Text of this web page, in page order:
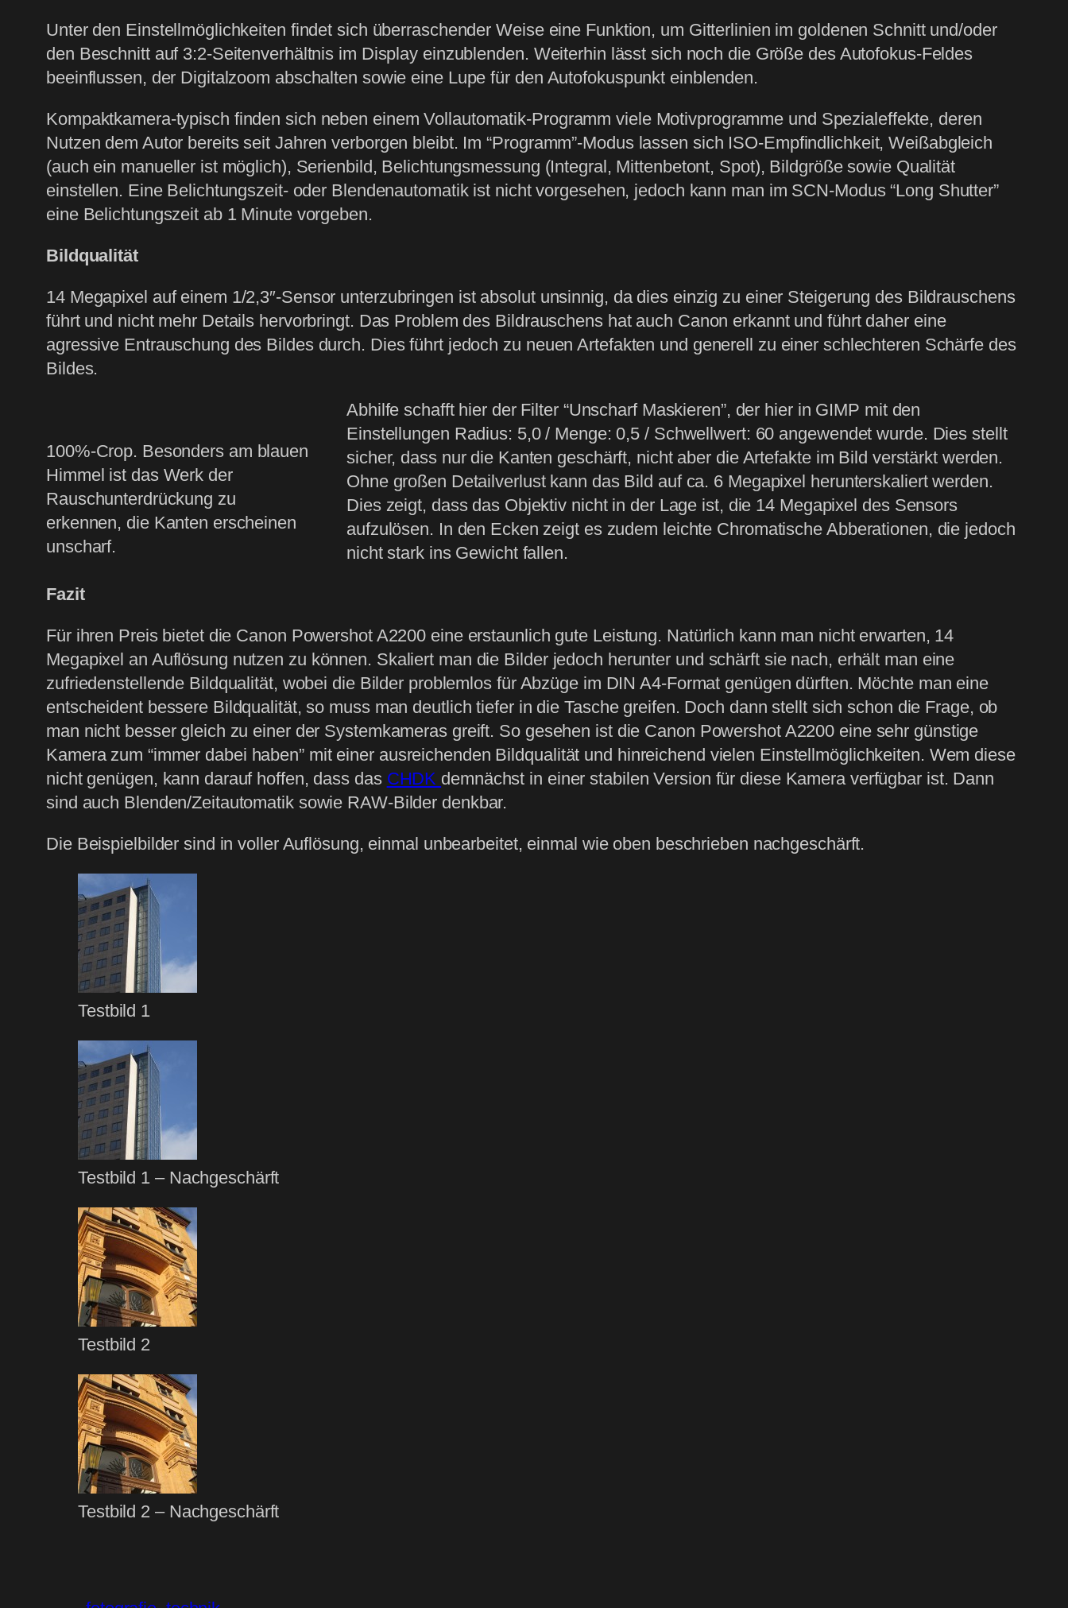
Unter den Einstellmöglichkeiten findet sich überraschender Weise eine Funktion, um Gitterlinien im goldenen Schnitt und/oder
den Beschnitt auf 3:2-Seitenverhältnis im Display einzublenden. Weiterhin lässt sich noch die Größe des Autofokus-Feldes
beeinflussen, der Digitalzoom abschalten sowie eine Lupe für den Autofokuspunkt einblenden.
Kompaktkamera-typisch finden sich neben einem Vollautomatik-Programm viele Motivprogramme und Spezialeffekte, deren
Nutzen dem Autor bereits seit Jahren verborgen bleibt. Im “Programm”-Modus lassen sich ISO-Empfindlichkeit, Weißabgleich
(auch ein manueller ist möglich), Serienbild, Belichtungsmessung (Integral, Mittenbetont, Spot), Bildgröße sowie Qualität
einstellen. Eine Belichtungszeit- oder Blendenautomatik ist nicht vorgesehen, jedoch kann man im SCN-Modus “Long Shutter”
eine Belichtungszeit ab 1 Minute vorgeben.
Bildqualität
14 Megapixel auf einem 1/2,3″-Sensor unterzubringen ist absolut unsinnig, da dies einzig zu einer Steigerung des Bildrauschens
führt und nicht mehr Details hervorbringt. Das Problem des Bildrauschens hat auch Canon erkannt und führt daher eine
agressive Entrauschung des Bildes durch. Dies führt jedoch zu neuen Artefakten und generell zu einer schlechteren Schärfe des
Bildes.
100%-Crop. Besonders am blauen
Himmel ist das Werk der
Rauschunterdrückung zu
erkennen, die Kanten erscheinen
unscharf.
Abhilfe schafft hier der Filter “Unscharf Maskieren”, der hier in GIMP mit den
Einstellungen Radius: 5,0 / Menge: 0,5 / Schwellwert: 60 angewendet wurde. Dies stellt
sicher, dass nur die Kanten geschärft, nicht aber die Artefakte im Bild verstärkt werden.
Ohne großen Detailverlust kann das Bild auf ca. 6 Megapixel herunterskaliert werden.
Dies zeigt, dass das Objektiv nicht in der Lage ist, die 14 Megapixel des Sensors
aufzulösen. In den Ecken zeigt es zudem leichte Chromatische Abberationen, die jedoch
nicht stark ins Gewicht fallen.
Fazit
Für ihren Preis bietet die Canon Powershot A2200 eine erstaunlich gute Leistung. Natürlich kann man nicht erwarten, 14
Megapixel an Auflösung nutzen zu können. Skaliert man die Bilder jedoch herunter und schärft sie nach, erhält man eine
zufriedenstellende Bildqualität, wobei die Bilder problemlos für Abzüge im DIN A4-Format genügen dürften. Möchte man eine
entscheident bessere Bildqualität, so muss man deutlich tiefer in die Tasche greifen. Doch dann stellt sich schon die Frage, ob
man nicht besser gleich zu einer der Systemkameras greift. So gesehen ist die Canon Powershot A2200 eine sehr günstige
Kamera zum “immer dabei haben” mit einer ausreichenden Bildqualität und hinreichend vielen Einstellmöglichkeiten. Wem diese
nicht genügen, kann darauf hoffen, dass das CHDK demnächst in einer stabilen Version für diese Kamera verfügbar ist. Dann
sind auch Blenden/Zeitautomatik sowie RAW-Bilder denkbar.
Die Beispielbilder sind in voller Auflösung, einmal unbearbeitet, einmal wie oben beschrieben nachgeschärft.
Testbild 1
Testbild 1 – Nachgeschärft
Testbild 2
Testbild 2 – Nachgeschärft